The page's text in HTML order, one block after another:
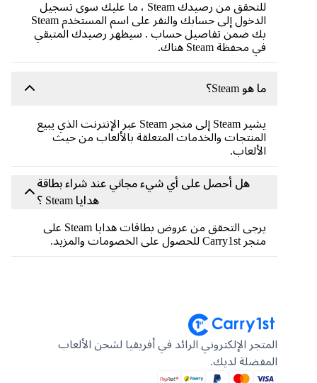
للتحقق من رصيدك Steam ، ما عليك سوى تسجيل
الدخول إلى حسابك والنقر على اسم المستخدم Steam
بك ضمن تفاصيل حساب . سيظهر رصيدك المتبقي
في محفظة Steam هناك.
يشير Steam إلى متجر Steam عبر الإنترنت الذي يبيع
المنتجات والخدمات المتعلقة بالألعاب من حيث
الألعاب.
هل أحصل على أي شيء مجاني عند شراء بطاقة
يرجى التحقق من عروض بطاقات هدايا Steam على
المتجر الإلكتروني الرائد في أفريقيا لشحن الألعاب
المفضلة لديك.